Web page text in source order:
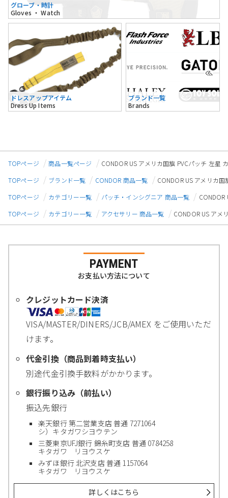
グローブ・時計
Gloves ・ Watch
ドレスアップアイテム
Dress Up Items
ブランド一覧
Brands
TOPページ 商品一覧ページ
CONDOR US アメリカ国旗 PVCパッチ 左星
TOPページ
ブランド一覧 CONDOR 商品一覧
CONDOR US アメリカ
TOPページ
カテゴリー一覧 パッチ・インシグニア 商品一覧
TOPページ
カテゴリー一覧 アクセサリー 商品一覧 CONDOR US アメ
PAYMENT
お支払い方法について
クレジットカード決済
VISA/MASTER/DINERS/JCB/AMEX をご使用いただ
けます。
代金引換（商品到着時支払い）
別途代金引換手数料がかかります。
銀行振り込み（前払い）
振込先銀行
楽天銀行 第二営業支店 普通 7271064
シ）キタガワシヨウテン
三菱東京UFJ銀行 錦糸町支店 普通 0784258
キタガワ リヨウスケ
みずほ銀行 北沢支店 普通 1157064
キタガワ リヨウスケ
詳しくはこちら